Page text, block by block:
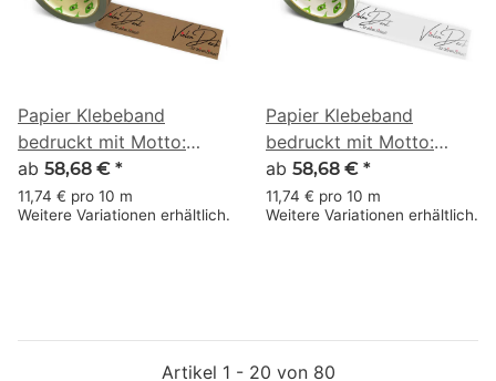
Papier Klebeband
bedruckt mit Motto:
Vielen Dank für deinen
Einkauf - 50 m braun
ab 58,68 € *
11,74 € pro 10 m
Weitere Variationen erhältlich.
Papier Klebeband
bedruckt mit Motto:
Vielen Dank für deinen
Einkauf - 50 m weiss
ab 58,68 € *
11,74 € pro 10 m
Weitere Variationen erhältlich.
Artikel 1 - 20 von 80